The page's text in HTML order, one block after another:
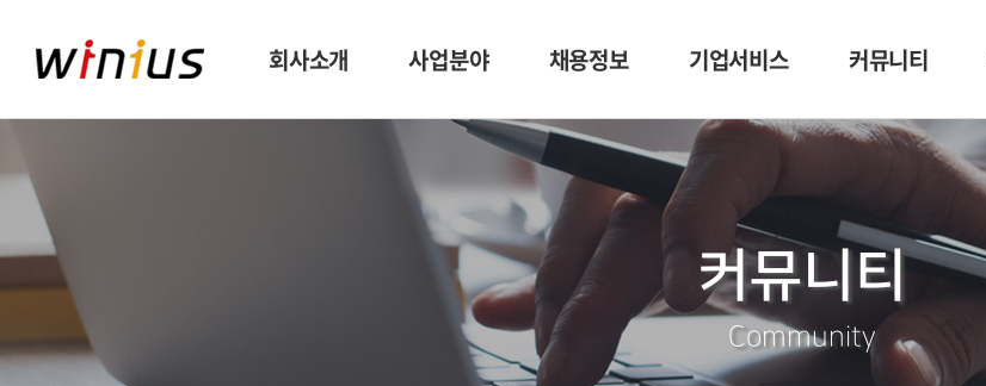
회사소개 사업분야
인재파견
헤드헌팅
채용대행
채용정보
채용정보
기업서비스
이력서 등록
구인신청의뢰
이메일문의
면접가이드
이력서가이드
커뮤니티
Q&A
입사지원서양식
인사&노무
커뮤니티
Community